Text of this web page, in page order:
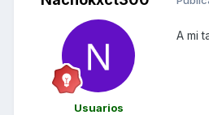
Usuarios
A mi